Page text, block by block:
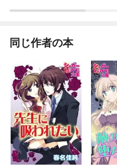
同じ作者の本